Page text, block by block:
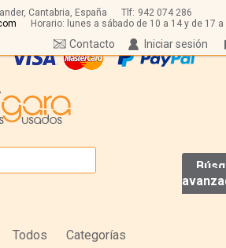
Cantabria, España Tlf: 942 074 286
Horario: lunes a sábado de 10 a 14 y de 17 a
Iniciar sesión
Contacto
Todos Categorías